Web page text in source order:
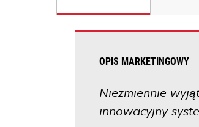
OPIS MARKETINGOWY
Niezmiennie
innowacyjny